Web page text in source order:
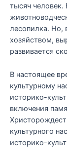
тысяч человек.
лесопилка. Но,
хозяйством,
развивается
В настоящее
культурному
историко-
включения
культурного
историко-